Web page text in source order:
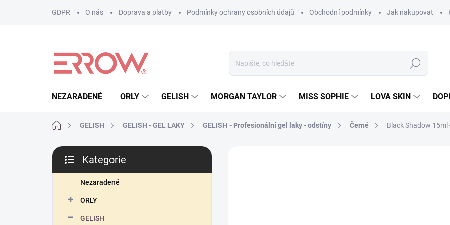
GDPR O nás Doprava a platby Podmínky ochrany osobních údajů Obchodní podmínky Jak nakupovat
Hledat
NEZARADENÉ ORLY GELISH MORGAN TAYLOR MISS SOPHIE LOVA SKIN
Domů GELISH GELISH - GEL LAKY GELISH - Profesionální gel laky - odstíny Černé Black Shadow 15ml
P
s
kategorie
Kategorie
Nezaradené
ORLY
GELISH